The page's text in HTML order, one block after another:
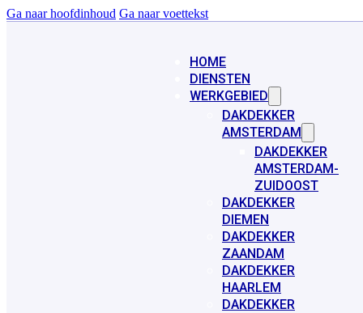
Ga naar hoofdinhoud Ga naar voettekst
HOME
DIENSTEN
WERKGEBIED
DAKDEKKER
AMSTERDAM
DAKDEKKER
AMSTERDAM-
ZUIDOOST
DAKDEKKER
DIEMEN
DAKDEKKER
ZAANDAM
DAKDEKKER
HAARLEM
DAKDEKKER